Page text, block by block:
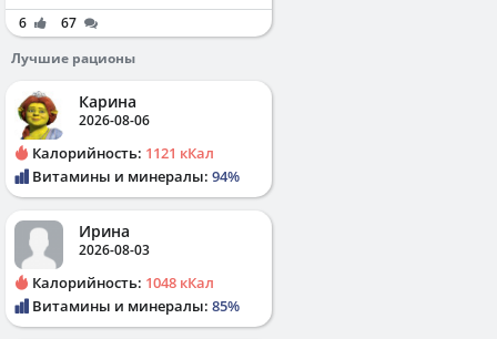
6
67
Лучшие рационы
Карина
2026-08-06
Калорийность: 1121 кКал
Витамины и минералы: 94%
Ирина
2026-08-03
Калорийность: 1048 кКал
Витамины и минералы: 85%